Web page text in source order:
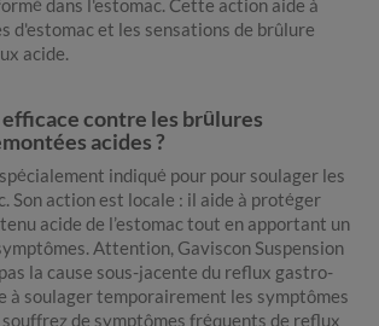
dans l'estomac. Cette action aide à
d'estomac et les sensations de brûlure
acide.
contre les brûlures
acides ?
indiqué pour pour soulager les
Son action est locale : il aide à protéger
acide de l’estomac tout en apportant un
Attention, Gaviscon Suspension
la cause sous-jacente du reflux gastro-
à soulager temporairement les symptômes
souffrez de symptômes fréquents de reflux